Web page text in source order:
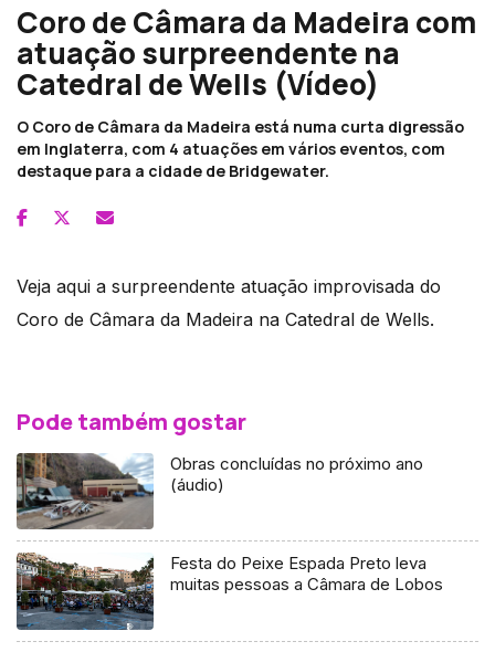
Coro de Câmara da Madeira com
atuação surpreendente na
Catedral de Wells (Vídeo)
O Coro de Câmara da Madeira está numa curta digressão
em Inglaterra, com 4 atuações em vários eventos, com
destaque para a cidade de Bridgewater.
Veja aqui a surpreendente atuação improvisada do
Coro de Câmara da Madeira na Catedral de Wells.
Pode também gostar
Obras concluídas no próximo ano
(áudio)
Festa do Peixe Espada Preto leva
muitas pessoas a Câmara de Lobos